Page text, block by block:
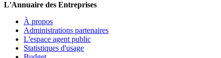
L'Annuaire des Entreprises
À propos
Administrations partenaires
L'espace agent public
Statistiques d'usage